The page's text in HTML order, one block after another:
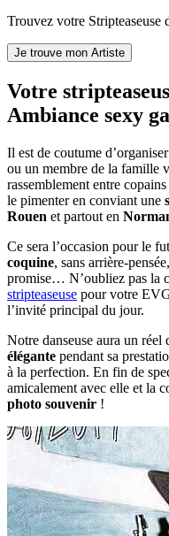
Trouvez votre Stripteaseuse
Votre
Ambiance sexy
Il est de coutume
ou un membre de la famille
rassemblement entre
le pimenter en conviant une
Rouen et partout en
Ce sera l’occasion pour le
coquine, sans arrière-
promise… N’oubliez pas la
stripteaseuse pour votre
l’invité principal du jour.
Notre danseuse aura un réel
élégante pendant sa
à la perfection. En fin de
amicalement avec elle et la
photo souvenir !